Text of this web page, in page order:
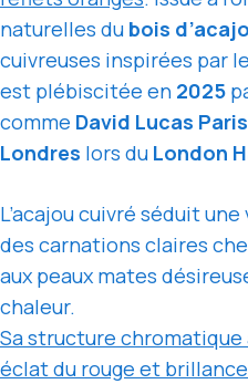
naturelles du bois
cuivreuses inspirées par
est plébiscitée en 2025
comme David Lucas Paris
Londres lors du London
L’acajou cuivré séduit
des carnations claires
aux peaux mates
chaleur.
Sa structure
éclat du rouge et